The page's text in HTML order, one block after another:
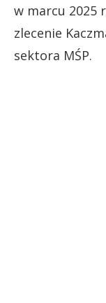
w marcu 2025
zlecenie
sektora MŚP.